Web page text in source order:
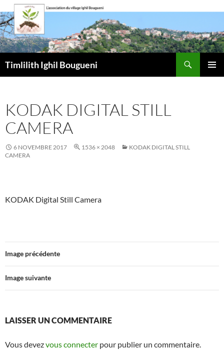
Aller
au
contenu
Timlilith Ighil Bougueni
KODAK DIGITAL STILL
CAMERA
6 NOVEMBRE 2017 1536 × 2048
KODAK DIGITAL STILL
CAMERA
KODAK Digital Still Camera
Image précédente
Image suivante
LAISSER UN COMMENTAIRE
Vous devezvous connecter pour publier un commentaire.